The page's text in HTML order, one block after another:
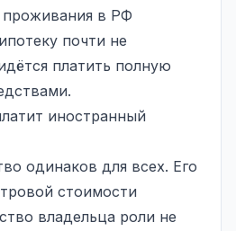
проживания в РФ
почти не
платить полную
иностранный
одинаков для всех. Его
стоимости
владельца роли не